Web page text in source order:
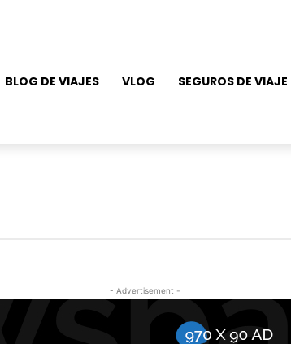
BLOG DE VIAJES VLOG SEGUROS DE VIAJE
- Advertisement -